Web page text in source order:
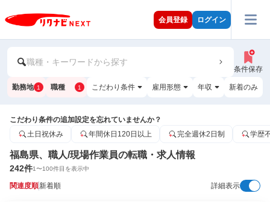
会員登録 ログイン
職種・キーワードから探す
条件保存
勤務地 1 職種 1 こだわり条件 雇用形態 年収 新着のみ
こだわり条件の追加設定を忘れていませんか？
土日祝休み
年間休日120日以上 完全週休2日制 学歴
福島県、職人/現場作業員の転職・求人情報
242件1〜100件目を表示中
関連度順新着順 詳細表示